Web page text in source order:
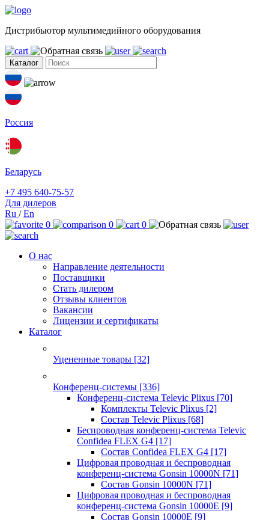
Дистрибьютор мультимедийного оборудования
Каталог
Россия
Беларусь
+7 495 640-75-57
Для дилеров
Ru /En
0
0 0
О нас
Направление деятельности
Поставщики
Стать дилером
Отзывы клиентов
Вакансии
Лицензии и сертификаты
Каталог
Уцененные товары [32]
Конференц-системы [336]
Конференц-система Televic Plixus [70]
Комплекты Televic Plixus [2]
Состав Televic Plixus [68]
Беспроводная конференц-система Televic
Confidea FLEX G4 [17]
Состав Confidea FLEX G4 [17]
Цифровая проводная и беспроводная
конференц-система Gonsin 10000N [71]
Состав Gonsin 10000N [71]
Цифровая проводная и беспроводная
конференц-система Gonsin 10000E [9]
Состав Gonsin 10000E [9]